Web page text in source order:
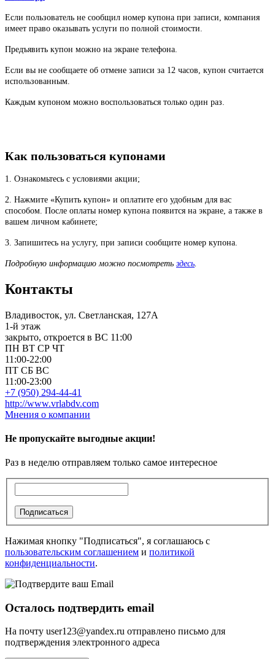
Если пользователь не сообщил номер купона при записи, компания
имеет право оказывать услуги по полной стоимости.
Предъявить купон можно на экране телефона.
Если вы не сообщаете об отмене записи за 12 часов, купон считается
использованным.
Каждым купоном можно воспользоваться только один раз.
Как пользоваться купонами
1. Ознакомьтесь с условиями акции;
2. Нажмите «Купить купон» и оплатите его удобным для вас
способом. После оплаты номер купона появится на экране, а также в
вашем личном кабинете;
3. Запишитесь на услугу, при записи сообщите номер купона.
Подробную информацию можно посмотреть здесь.
Контакты
Владивосток, ул. Светланская, 127А
1-й этаж
закрыто, откроется в ВС 11:00
ПН ВТ СР ЧТ
11:00-22:00
ПТ СБ ВС
11:00-23:00
+7 (950) 294-44-41
http://www.vrlabdv.com
Мнения о компании
Не пропускайте выгодные акции!
Раз в неделю отправляем только самое интересное
Подписаться
Нажимая кнопку "Подписаться", я соглашаюсь с
пользовательским соглашением и политикой
конфиденциальности.
Осталось подтвердить email
На почту user123@yandex.ru отправлено письмо для
подтверждения электронного адреса